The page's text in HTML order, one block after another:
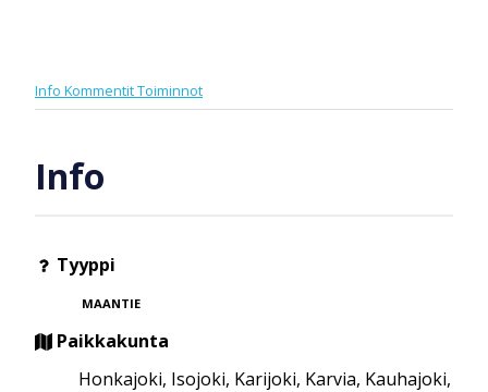
Info KommentitToiminnot
Info
Tyyppi
MAANTIE
Paikkakunta
Honkajoki, Isojoki, Karijoki, Karvia, Kauhajoki,